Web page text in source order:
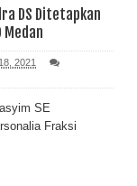
DS Ditetapkan
Medan
2021
SE
Fraksi